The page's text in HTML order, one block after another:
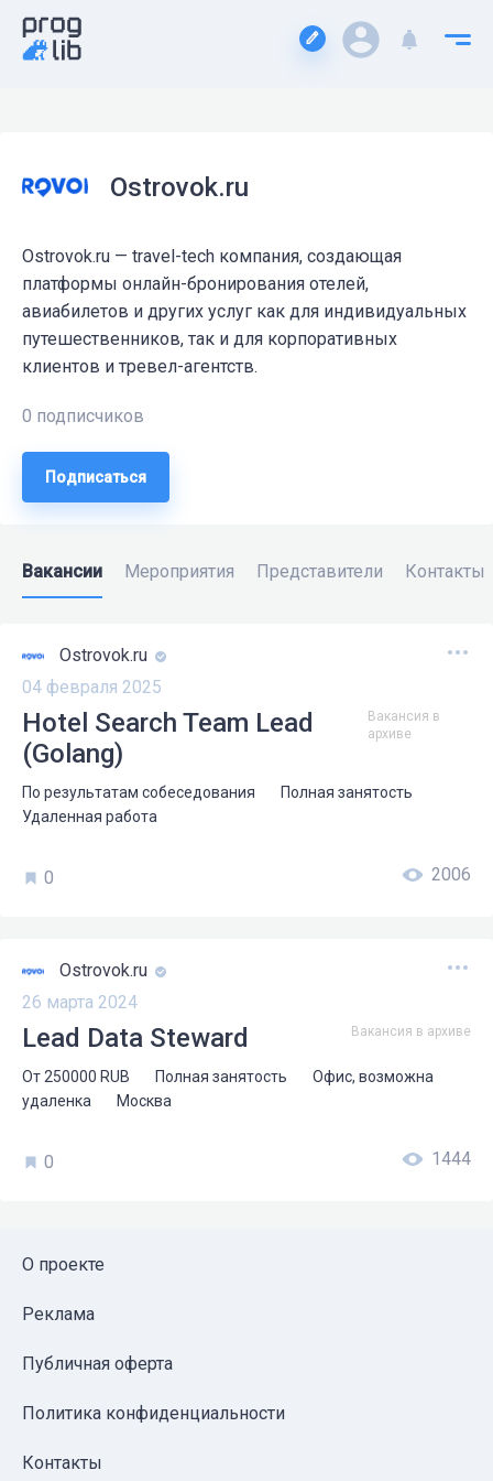
Ostrovok.ru
Ostrovok.ru — travel-tech компания, создающая
платформы онлайн-бронирования отелей,
авиабилетов и других услуг как для индивидуальных
путешественников, так и для корпоративных
клиентов и тревел-агентств.
0 подписчиков
Подписаться
Вакансии Мероприятия Представители Контакты
Ostrovok.ru
04 февраля 2025
Hotel Search Team Lead
(Golang)
Вакансия в
архиве
По результатам собеседования
Полная занятость
Удаленная работа
0 2006
Ostrovok.ru
26 марта 2024
Lead Data Steward Вакансия в архиве
От 250000 RUB Полная занятость
Офис, возможна
удаленка
Москва
0 1444
О проекте
Реклама
Публичная оферта
Политика конфиденциальности
Контакты